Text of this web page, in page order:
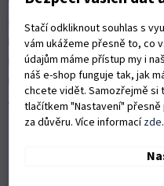
Stačí odkliknout souhlas s
vám ukážeme přesně to, co
údajům máme přístup my i
náš e-shop funguje tak, jak
chcete vidět. Samozřejmě
tlačítkem "Nastavení"
za důvěru. Více informacízde.
Vrácení zboží a reklamace
Nákup na splátky
ISO 9001:2015
Politika kvality
Předváděcí stroje Husqvarna
Autorizovaný servis Husqvarna